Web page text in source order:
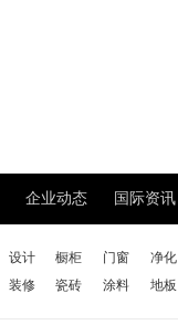
企业动态 国际资讯
设计 橱柜 门窗 净化
装修
瓷砖 涂料 地板